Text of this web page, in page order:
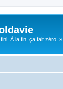
À la fin, ça fait zéro. »